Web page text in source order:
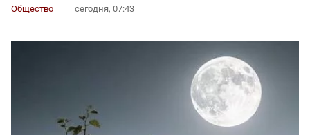
Общество сегодня, 07:43